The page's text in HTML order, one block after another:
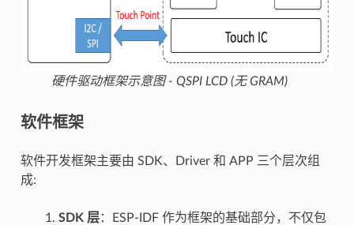
硬件驱动框架示意图 - QSPI LCD (无 GRAM)
软件框架
软件开发框架主要由 SDK、Driver 和 APP 三个层次组
成:
SDK 层：ESP-IDF 作为框架的基础部分，不仅包